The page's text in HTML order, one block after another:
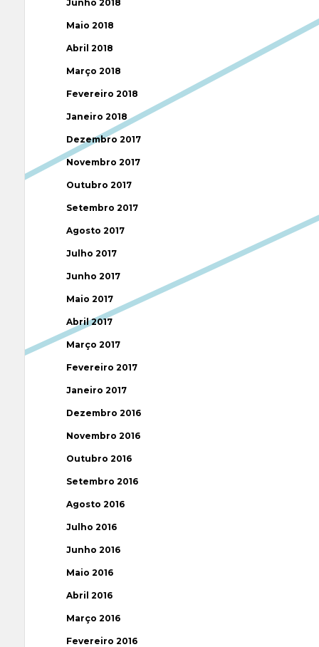
Junho 2018
Maio 2018
Abril 2018
Março 2018
Fevereiro 2018
Janeiro 2018
Dezembro 2017
Novembro 2017
Outubro 2017
Setembro 2017
Agosto 2017
Julho 2017
Junho 2017
Maio 2017
Abril 2017
Março 2017
Fevereiro 2017
Janeiro 2017
Dezembro 2016
Novembro 2016
Outubro 2016
Setembro 2016
Agosto 2016
Julho 2016
Junho 2016
Maio 2016
Abril 2016
Março 2016
Fevereiro 2016